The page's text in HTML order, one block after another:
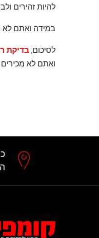
להיות זהירים
במידה ואתם לא
לסיכום,בדיקת
ואתם לא